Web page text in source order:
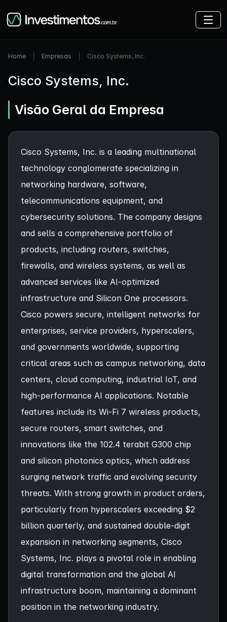
Home Empresas Cisco Systems, Inc.
Cisco Systems, Inc.
Visão Geral da Empresa
Cisco Systems, Inc. is a leading multinational
technology conglomerate specializing in
networking hardware, software,
telecommunications equipment, and
cybersecurity solutions. The company designs
and sells a comprehensive portfolio of
products, including routers, switches,
firewalls, and wireless systems, as well as
advanced services like AI-optimized
infrastructure and Silicon One processors.
Cisco powers secure, intelligent networks for
enterprises, service providers, hyperscalers,
and governments worldwide, supporting
critical areas such as campus networking, data
centers, cloud computing, industrial IoT, and
high-performance AI applications. Notable
features include its Wi-Fi 7 wireless products,
secure routers, smart switches, and
innovations like the 102.4 terabit G300 chip
and silicon photonics optics, which address
surging network traffic and evolving security
threats. With strong growth in product orders,
particularly from hyperscalers exceeding $2
billion quarterly, and sustained double-digit
expansion in networking segments, Cisco
Systems, Inc. plays a pivotal role in enabling
digital transformation and the global AI
infrastructure boom, maintaining a dominant
position in the networking industry.